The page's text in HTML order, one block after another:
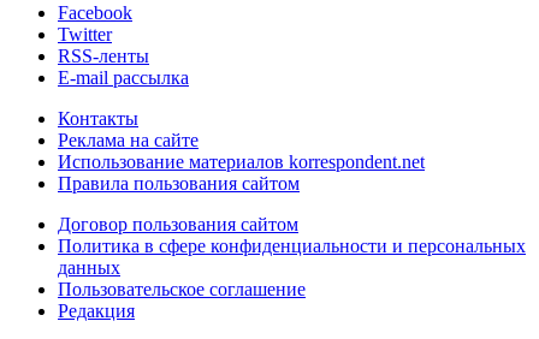
Facebook
Twitter
RSS-ленты
E-mail рассылка
Контакты
Реклама на сайте
Использование материалов korrespondent.net
Правила пользования сайтом
Договор пользования сайтом
Политика в сфере конфиденциальности и персональных
данных
Пользовательское соглашение
Редакция